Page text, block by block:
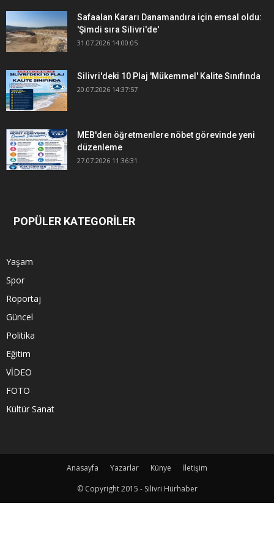
Safaalan Kararı Danamandıra için emsal oldu:
'Şimdi sıra Silivri'de'
31.07.2026 14:00:05
Silivri'deki 10 Plaj 'Mükemmel' Kalite Sınıfında
20.07.2026 14:37:57
MEB'den öğretmenlere nöbet görevinde yeni
düzenleme
27.07.2026 11:36:31
POPÜLER KATEGORİLER
Yaşam
Spor
Röportaj
Güncel
Politika
Eğitim
VİDEO
FOTO
Kültür Sanat
Anasayfa Yazarlar Künye
İletişim
© Copyright 2015 - Silivri Hürhaber